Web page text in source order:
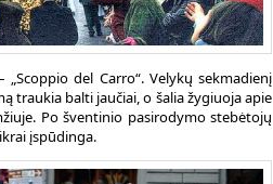
del Carro“. Velykų sekmadienį
traukia balti jaučiai, o šalia žygiuoja apie
Po šventinio pasirodymo stebėtojų
įspūdinga.